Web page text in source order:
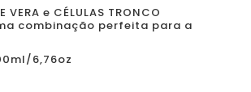
VERA e CÉLULAS TRONCO
combinação perfeita para a
6,76oz